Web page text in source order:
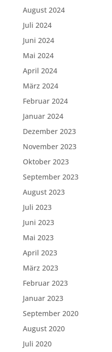
August 2024
Juli 2024
Juni 2024
Mai 2024
April 2024
März 2024
Februar 2024
Januar 2024
Dezember 2023
November 2023
Oktober 2023
September 2023
August 2023
Juli 2023
Juni 2023
Mai 2023
April 2023
März 2023
Februar 2023
Januar 2023
September 2020
August 2020
Juli 2020